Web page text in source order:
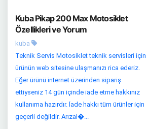
Kuba Pikap 200 Max Motosiklet
Özellikleri ve Yorum
kuba
Teknik Servis Motosiklet teknik servisleri için
ürünün web sitesine ulaşmanızı rica ederiz.
Eğer ürünü internet üzerinden sipariş
ettiyseniz 14 gün içinde iade etme hakkınız
kullanıma hazırdır. İade hakkı tüm ürünler için
geçerli değildir. Arızal�...